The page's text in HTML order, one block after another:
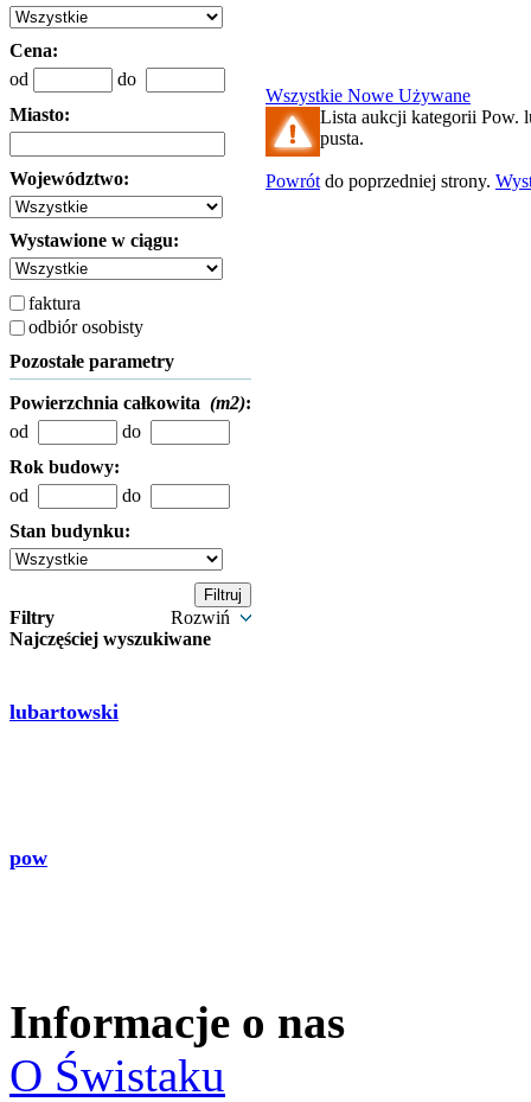
Cena:
od
do
Miasto:
Województwo:
Wystawione w ciągu:
faktura
odbiór osobisty
Pozostałe parametry
Powierzchnia całkowita (m2):
od
do
Rok budowy:
od
do
Stan budynku:
Filtry
Rozwiń
Najczęściej wyszukiwane
lubartowski
pow
Wszystkie Nowe Używane
Lista aukcji kategorii Pow.
pusta.
Powrót do poprzedniej strony.
Informacje o nas
O Świstaku